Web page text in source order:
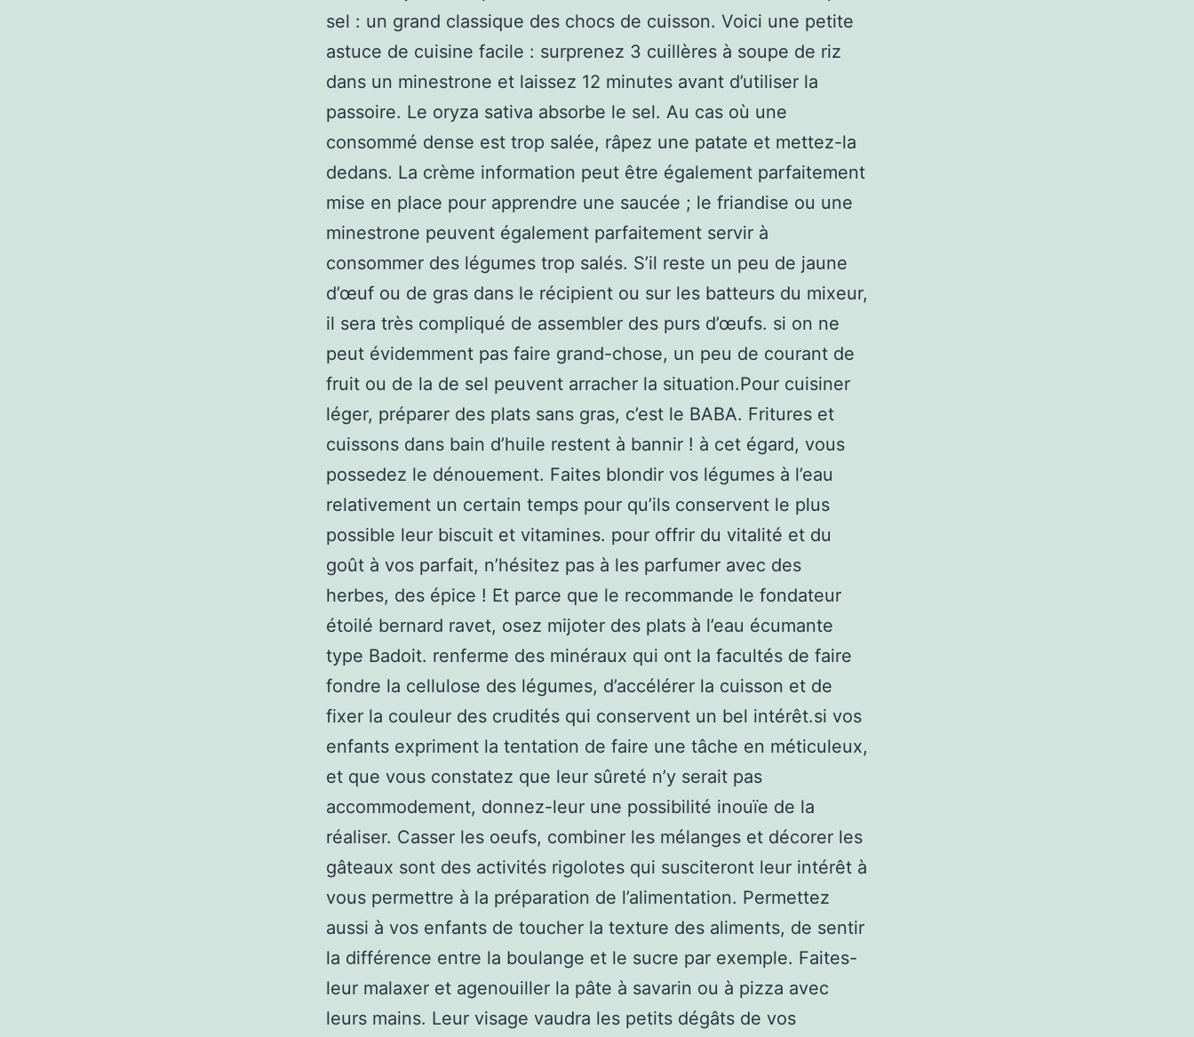
sel : un grand classique des chocs de cuisson. Voici une petite
astuce de cuisine facile : surprenez 3 cuillères à soupe de riz
dans un minestrone et laissez 12 minutes avant d’utiliser la
passoire. Le oryza sativa absorbe le sel. Au cas où une
consommé dense est trop salée, râpez une patate et mettez-la
dedans. La crème information peut être également parfaitement
mise en place pour apprendre une saucée ; le friandise ou une
minestrone peuvent également parfaitement servir à
consommer des légumes trop salés. S’il reste un peu de jaune
d’œuf ou de gras dans le récipient ou sur les batteurs du mixeur,
il sera très compliqué de assembler des purs d’œufs. si on ne
peut évidemment pas faire grand-chose, un peu de courant de
fruit ou de la de sel peuvent arracher la situation.Pour cuisiner
léger, préparer des plats sans gras, c’est le BABA. Fritures et
cuissons dans bain d’huile restent à bannir ! à cet égard, vous
possedez le dénouement. Faites blondir vos légumes à l’eau
relativement un certain temps pour qu’ils conservent le plus
possible leur biscuit et vitamines. pour offrir du vitalité et du
goût à vos parfait, n’hésitez pas à les parfumer avec des
herbes, des épice ! Et parce que le recommande le fondateur
étoilé bernard ravet, osez mijoter des plats à l’eau écumante
type Badoit. renferme des minéraux qui ont la facultés de faire
fondre la cellulose des légumes, d’accélérer la cuisson et de
fixer la couleur des crudités qui conservent un bel intérêt.si vos
enfants expriment la tentation de faire une tâche en méticuleux,
et que vous constatez que leur sûreté n’y serait pas
accommodement, donnez-leur une possibilité inouïe de la
réaliser. Casser les oeufs, combiner les mélanges et décorer les
gâteaux sont des activités rigolotes qui susciteront leur intérêt à
vous permettre à la préparation de l’alimentation. Permettez
aussi à vos enfants de toucher la texture des aliments, de sentir
la différence entre la boulange et le sucre par exemple. Faites-
leur malaxer et agenouiller la pâte à savarin ou à pizza avec
leurs mains. Leur visage vaudra les petits dégâts de vos